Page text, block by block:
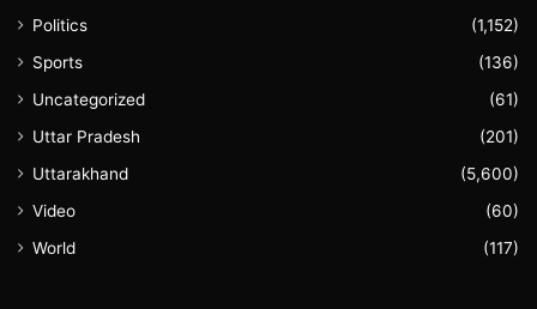
Politics
(1,152)
Sports
(136)
Uncategorized
(61)
Uttar Pradesh
(201)
Uttarakhand
(5,600)
Video
(60)
World
(117)